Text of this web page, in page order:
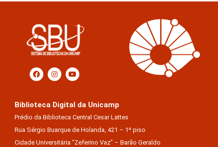
Biblioteca Digital da Unicamp
Prédio da Biblioteca Central Cesar Lattes
Rua Sérgio Buarque de Holanda, 421 – 1º piso
Cidade Universitária “Zeferino Vaz” – Barão Geraldo